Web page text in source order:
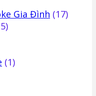
Gia Đình (17)
(1)